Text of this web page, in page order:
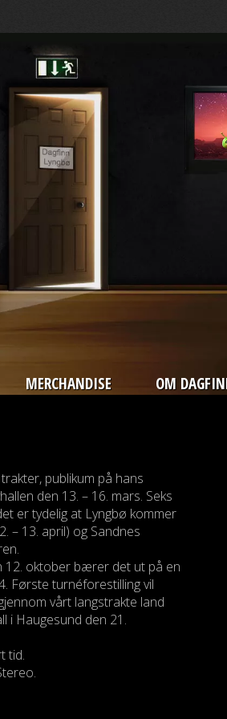
MERCHANDISE OM
publikum på hans
den 13. – 16. mars. Seks
er tydelig at Lyngbø kommer
– 13. april) og Sandnes
12. oktober bærer det ut på en
Første turnéforestilling vil
vårt langstrakte land
i Haugesund den 21.
tid.